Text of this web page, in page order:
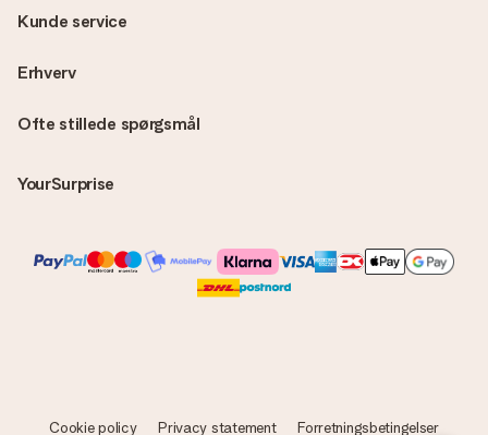
Ofte stillede spørgsmål
YourSurprise
Kunde service
Erhverv
Cookie policy Privacy statement Forretningsbetingelser